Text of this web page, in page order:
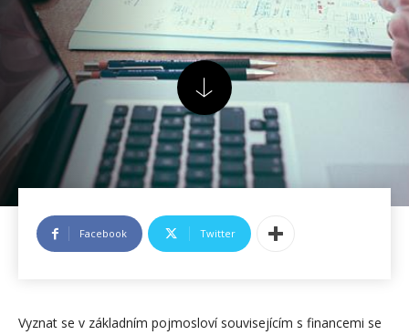
Facebook Twitter
Vyznat se v základním pojmosloví souvisejícím s financemi se